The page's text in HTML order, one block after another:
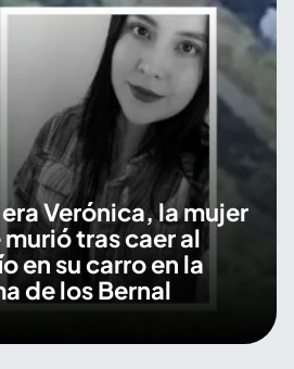
Verónica, la mujer
tras caer al
en su carro en la
de los Bernal